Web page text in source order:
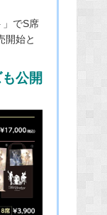
でS席
開始と
公開